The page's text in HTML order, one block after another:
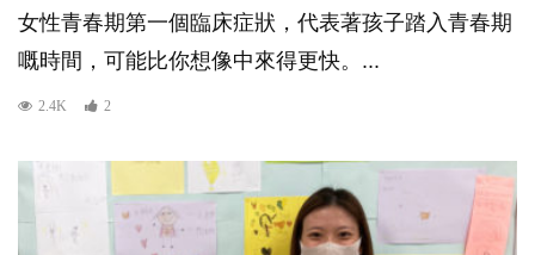
女性青春期第一個臨床症狀，代表著孩子踏入青春期
嘅時間，可能比你想像中來得更快。...
2.4K 2